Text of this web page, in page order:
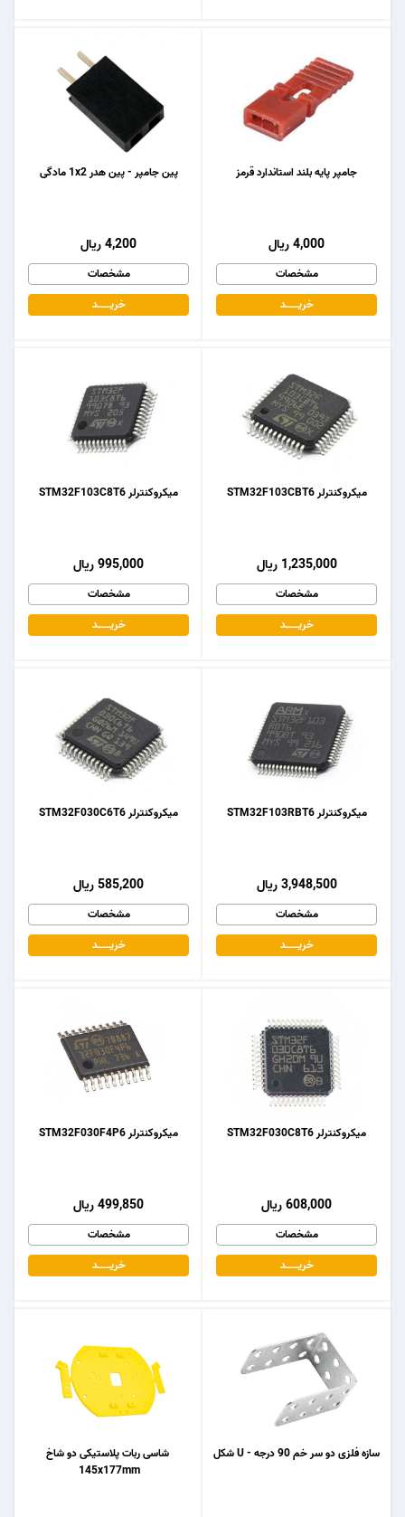
پین جامپر - پین هدر 1x2 مادگی
4,200 ریال
مشخصات
خریـــــــد
جامپر پایه بلند استاندارد قرمز
4,000 ریال
مشخصات
خریـــــــد
میکروکنترلر STM32F103C8T6
995,000 ریال
مشخصات
خریـــــــد
میکروکنترلر STM32F103CBT6
1,235,000 ریال
مشخصات
خریـــــــد
میکروکنترلر STM32F030C6T6
585,200 ریال
مشخصات
خریـــــــد
میکروکنترلر STM32F103RBT6
3,948,500 ریال
مشخصات
خریـــــــد
میکروکنترلر STM32F030F4P6
499,850 ریال
مشخصات
خریـــــــد
میکروکنترلر STM32F030C8T6
608,000 ریال
مشخصات
خریـــــــد
شاسی ربات پلاستیکی دو شاخ
145x177mm
سازه فلزی دو سر خم 90 درجه - U شکل